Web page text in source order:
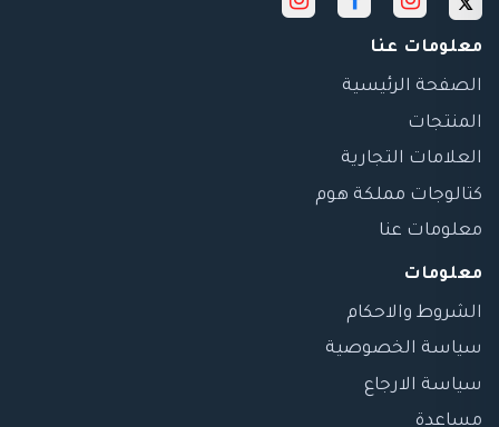
معلومات عنا
الصفحة الرئيسية
المنتجات
العلامات التجارية
كتالوجات مملكة هوم
معلومات عنا
معلومات
الشروط والاحكام
سياسة الخصوصية
سياسة الارجاع
مساعدة